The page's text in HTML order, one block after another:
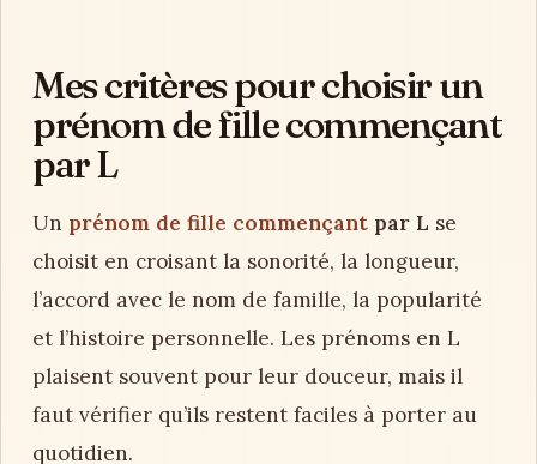
Mes critères pour choisir un
prénom de fille commençant
par L
Un prénom de fille commençant par L se
choisit en croisant la sonorité, la longueur,
l’accord avec le nom de famille, la popularité
et l’histoire personnelle. Les prénoms en L
plaisent souvent pour leur douceur, mais il
faut vérifier qu’ils restent faciles à porter au
quotidien.